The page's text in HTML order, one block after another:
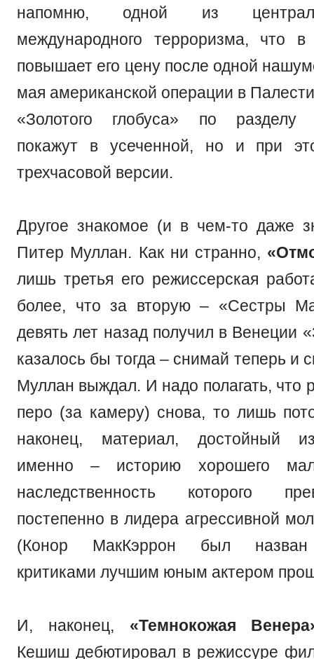
напомню, одной из
международного терроризма, что
повышает его цену после одной
мая американской операции в
«Золотого глобуса» по разделу
покажут в усеченной, но и при
трехчасовой версии.
Другое знакомое (и в чем-то даже
Питер Муллан. Как ни странно,
лишь третья его режиссерская
более, что за вторую – «Сестры
девять лет назад получил в Венеции
казалось бы тогда – снимай теперь и
Муллан выждал. И надо полагать, что
перо (за камеру) снова, то лишь
наконец, материал, достойный
именно – историю хорошего
наследственность которого
постепенно в лидера агрессивной
(Конор МакКэррон был назван
критиками лучшим юным актером
И, наконец, «Темнокожая
Кешиш дебютировал в режиссуре